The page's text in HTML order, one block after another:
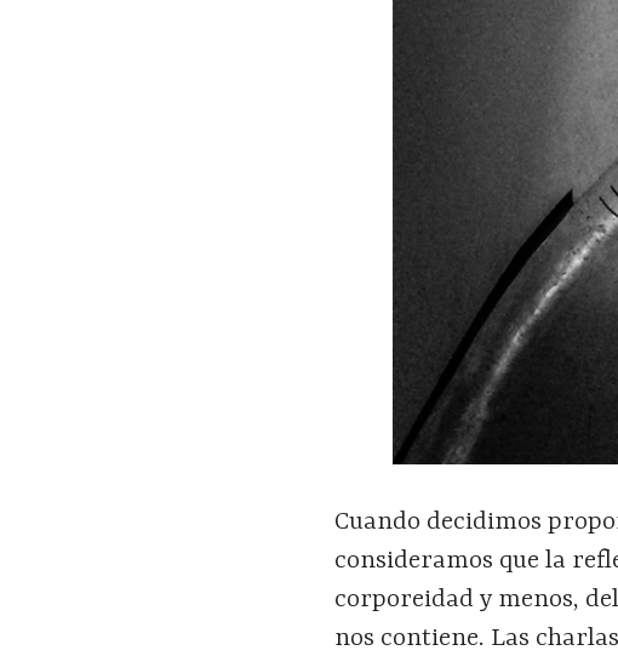
Cuando decidimos
consideramos que la
corporeidad y menos,
nos contiene. Las